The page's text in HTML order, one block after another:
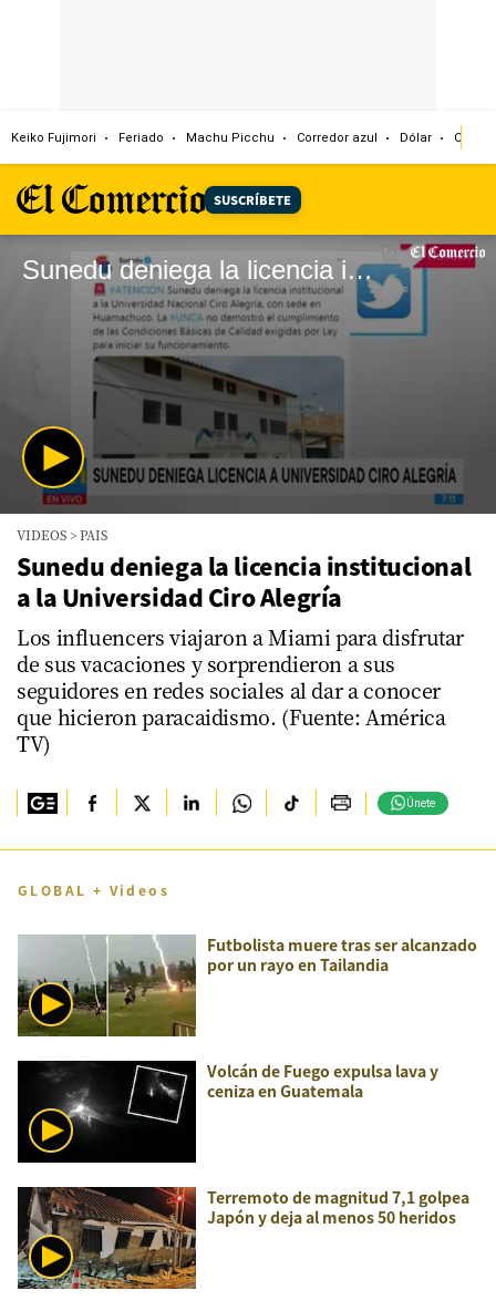
Keiko Fujimori Feriado Machu Picchu Corredor azul Dólar
SUSCRÍBETE
Sunedu deniega la licencia institucional a la Universidad Ciro Alegría
seconds
minute,
58
seconds
VIDEOS >PAIS
Sunedu deniega la licencia institucional
a la Universidad Ciro Alegría
Los influencers viajaron a Miami para disfrutar
de sus vacaciones y sorprendieron a sus
seguidores en redes sociales al dar a conocer
que hicieron paracaidismo. (Fuente: América
TV)
Únete
GLOBAL + Videos
Futbolista muere tras ser alcanzado
por un rayo en Tailandia
Volcán de Fuego expulsa lava y
ceniza en Guatemala
Terremoto de magnitud 7,1 golpea
Japón y deja al menos 50 heridos